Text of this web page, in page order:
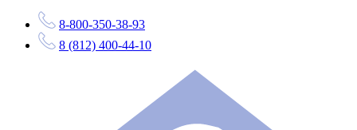
8-800-350-38-93
8 (812) 400-44-10